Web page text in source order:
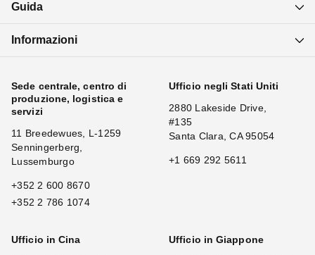
Guida
Informazioni
Sede centrale, centro di
produzione, logistica e
servizi
11 Breedewues, L-1259
Senningerberg,
Lussemburgo
+352 2 600 8670
+352 2 786 1074
Ufficio negli Stati Uniti
2880 Lakeside Drive,
#135
Santa Clara, CA 95054
+1 669 292 5611
Ufficio in Cina
Ufficio in Giappone